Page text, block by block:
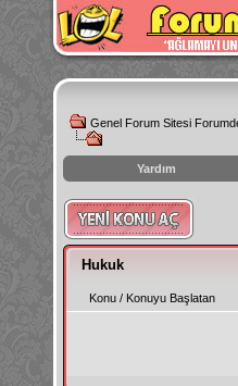
Genel Forum Sitesi
Yardım
instagram
izlenme
hilesi
Hukuk
Konu / Konuyu Başlatan